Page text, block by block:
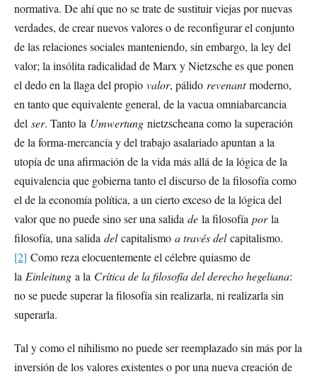
normativa. De ahí que no se trate de sustituir viejas por nuevas
verdades, de crear nuevos valores o de reconfigurar el conjunto
de las relaciones sociales manteniendo, sin embargo, la ley del
valor; la insólita radicalidad de Marx y Nietzsche es que ponen
el dedo en la llaga del propio valor, pálido revenantmoderno,
en tanto que equivalente general, de la vacua omniabarcancia
del ser. Tanto la Umwertung nietzscheana como la superación
de la forma-mercancía y del trabajo asalariado apuntan a la
utopía de una afirmación de la vida más allá de la lógica de la
equivalencia que gobierna tanto el discurso de la filosofía como
el de la economía política, a un cierto exceso de la lógica del
valor que no puede sino ser una salida de la filosofía porla
filosofía, una salida delcapitalismo a través delcapitalismo.
[2] Como reza elocuentemente el célebre quiasmo de
la Einleitung a la Crítica de la filosofía del derecho hegeliana:
no se puede superar la filosofía sin realizarla, ni realizarla sin
superarla.
Tal y como el nihilismo no puede ser reemplazado sin más por la
inversión de los valores existentes o por una nueva creación de